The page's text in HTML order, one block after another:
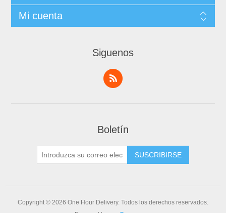
Mi cuenta
Siguenos
Boletín
Copyright © 2026 One Hour Delivery. Todos los derechos reservados.